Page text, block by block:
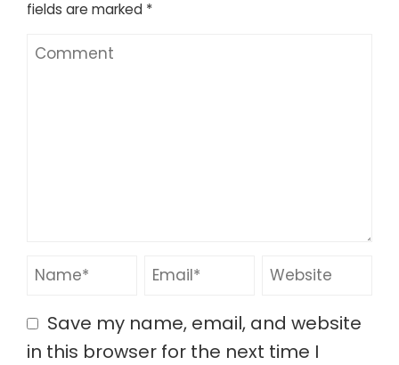
fields are marked *
Save my name, email, and website
in this browser for the next time I